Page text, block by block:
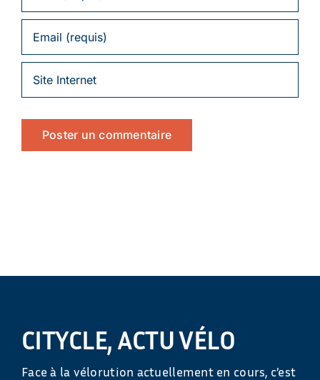
CITYCLE, ACTU VÉLO
Face à la vélorution actuellement en cours, c’est